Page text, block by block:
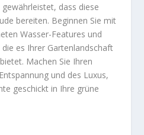
dass diese
bereiten. Beginnen Sie mit
Wasser-Features und
es Ihrer Gartenlandschaft
Machen Sie Ihren
und des Luxus,
geschickt in Ihre grüne